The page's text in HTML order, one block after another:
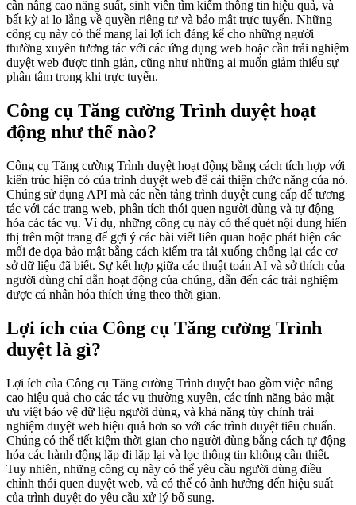
cần nâng cao năng suất, sinh viên tìm kiếm thông tin hiệu quả, và
bất kỳ ai lo lắng về quyền riêng tư và bảo mật trực tuyến. Những
công cụ này có thể mang lại lợi ích đáng kể cho những người
thường xuyên tương tác với các ứng dụng web hoặc cần trải nghiệm
duyệt web được tinh giản, cũng như những ai muốn giảm thiểu sự
phân tâm trong khi trực tuyến.
Công cụ Tăng cường Trình duyệt hoạt
động như thế nào?
Công cụ Tăng cường Trình duyệt hoạt động bằng cách tích hợp với
kiến trúc hiện có của trình duyệt web để cải thiện chức năng của nó.
Chúng sử dụng API mà các nền tảng trình duyệt cung cấp để tương
tác với các trang web, phân tích thói quen người dùng và tự động
hóa các tác vụ. Ví dụ, những công cụ này có thể quét nội dung hiển
thị trên một trang để gợi ý các bài viết liên quan hoặc phát hiện các
mối đe dọa bảo mật bằng cách kiểm tra tải xuống chống lại các cơ
sở dữ liệu đã biết. Sự kết hợp giữa các thuật toán AI và sở thích của
người dùng chỉ dẫn hoạt động của chúng, dẫn đến các trải nghiệm
được cá nhân hóa thích ứng theo thời gian.
Lợi ích của Công cụ Tăng cường Trình
duyệt là gì?
Lợi ích của Công cụ Tăng cường Trình duyệt bao gồm việc nâng
cao hiệu quả cho các tác vụ thường xuyên, các tính năng bảo mật
ưu việt bảo vệ dữ liệu người dùng, và khả năng tùy chỉnh trải
nghiệm duyệt web hiệu quả hơn so với các trình duyệt tiêu chuẩn.
Chúng có thể tiết kiệm thời gian cho người dùng bằng cách tự động
hóa các hành động lặp đi lặp lại và lọc thông tin không cần thiết.
Tuy nhiên, những công cụ này có thể yêu cầu người dùng điều
chỉnh thói quen duyệt web, và có thể có ảnh hưởng đến hiệu suất
của trình duyệt do yêu cầu xử lý bổ sung.